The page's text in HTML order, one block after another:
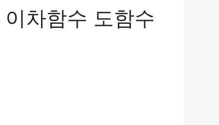
차함수 도함수